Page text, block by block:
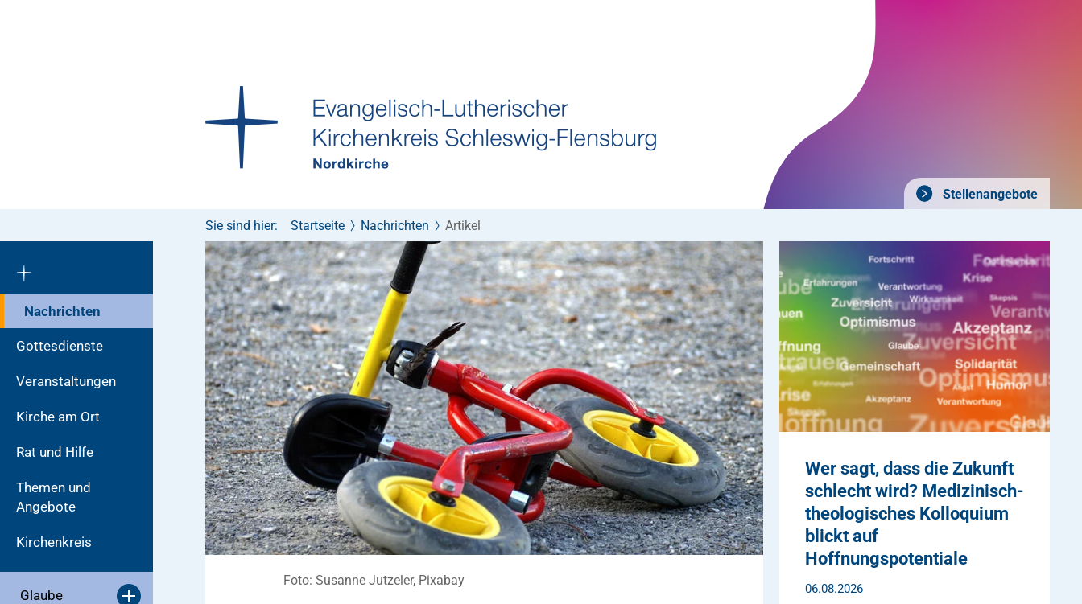
Stellenangebote
Nachrichten
Gottesdienste
Veranstaltungen
Kirche am Ort
Rat und Hilfe
Themen und
Angebote
Kirchenkreis
Glaube
Sie sind hier: Startseite Nachrichten Artikel
Foto: Susanne Jutzeler, Pixabay
Wer sagt, dass die Zukunft
schlecht wird? Medizinisch-
theologisches Kolloquium
blickt auf
Hoffnungspotentiale
06.08.2026